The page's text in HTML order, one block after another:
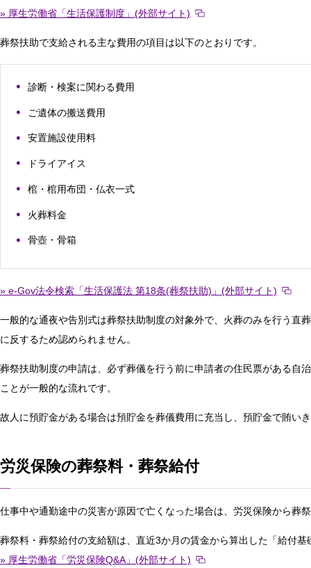
» 厚生労働省「生活保護制度」(外部サイト)
葬祭扶助で支給される主な費用の項目は以下のとおりです。
診断・検案に関わる費用
ご遺体の搬送費用
安置施設使用料
ドライアイス
棺・棺用布団・仏衣一式
火葬料金
骨壺・骨箱
» e-Gov法令検索「生活保護法 第18条(葬祭扶助)」(外部サイト)
一般的な通夜や告別式は葬祭扶助制度の対象外で、火葬のみを行う直
に反するため認められません。
葬祭扶助制度の申請は、必ず葬儀を行う前に申請者の住民票がある自
ことが一般的な流れです。
故人に預貯金がある場合は預貯金を葬儀費用に充当し、預貯金で賄い
労災保険の葬祭料・葬祭給付
仕事中や通勤途中の災害が原因で亡くなった場合は、労災保険から葬
葬祭料・葬祭給付の支給額は、直近3か月の賃金から算出した「給付
» 厚生労働省「労災保険Q&A」(外部サイト)